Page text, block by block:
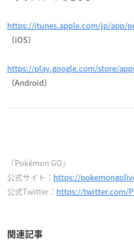
https://itunes.apple.com/jp/app/
（iOS）
https://play.google.com/store/
（Android）
『Pokémon GO』
公式サイト： https://
公式Twitter： https://twitter.com/
関連記事